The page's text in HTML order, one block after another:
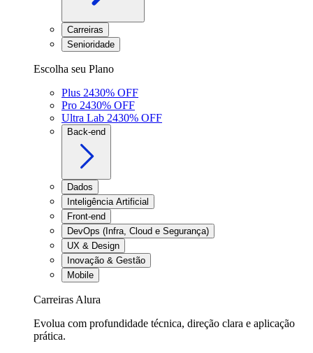
Carreiras
Senioridade
Escolha seu Plano
Plus 2430% OFF
Pro 2430% OFF
Ultra Lab 2430% OFF
Back-end
Dados
Inteligência Artificial
Front-end
DevOps (Infra, Cloud e Segurança)
UX & Design
Inovação & Gestão
Mobile
Carreiras Alura
Evolua com profundidade técnica, direção clara e aplicação
prática.